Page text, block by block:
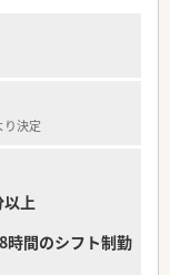
りの業務負担が軽
います。
の良さがあり、困っ
互いを尊重し合いな
んでいます。。
り決定
上
時間のシフト制勤